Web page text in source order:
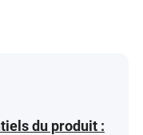
du produit :